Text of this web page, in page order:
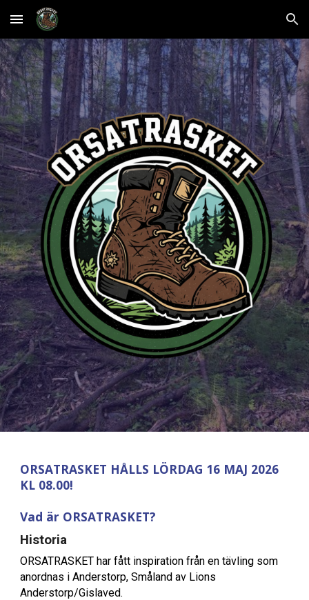
Skip to main content Skip to navigation
ORSATRASKET HÅLLS LÖRDAG 16 MAJ 2026
KL 08.00!
Vad är ORSATRASKET?
Historia
ORSATRASKET har fått inspiration från en tävling som
anordnas i Anderstorp, Småland av Lions
Anderstorp/Gislaved.